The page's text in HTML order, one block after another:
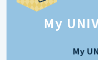
My
My